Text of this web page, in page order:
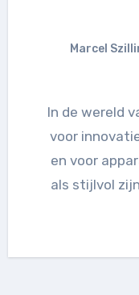
Marcel
In de wereld van tablets is er altijd ruimte
voor
en voor
als stijlvol